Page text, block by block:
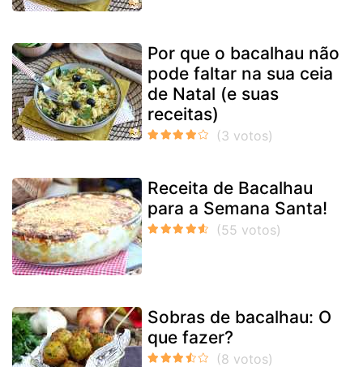
Por que o bacalhau não
pode faltar na sua ceia
de Natal (e suas
receitas)
Receita de Bacalhau
para a Semana Santa!
Sobras de bacalhau: O
que fazer?